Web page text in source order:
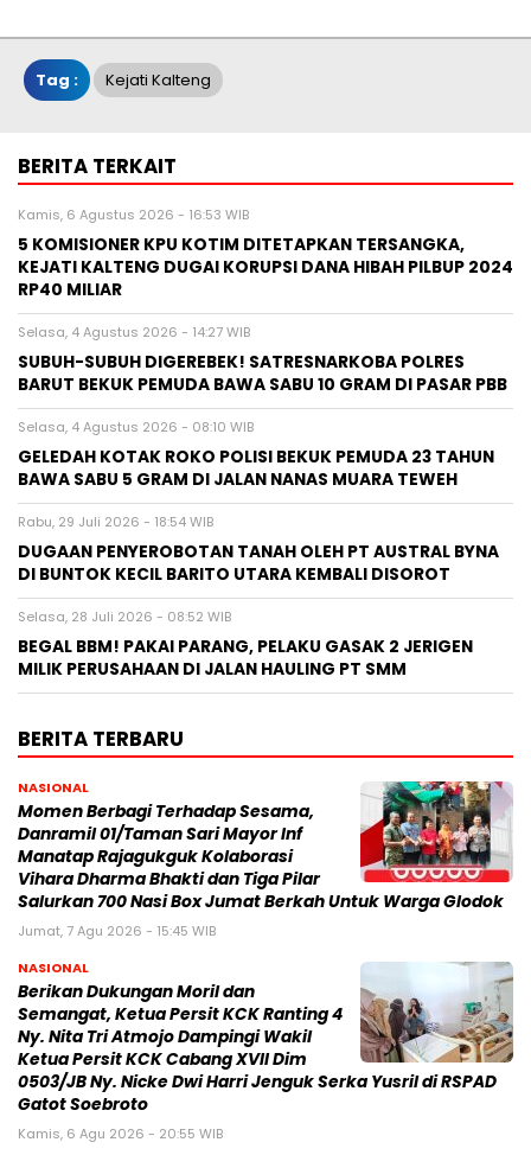
Tag : Kejati Kalteng
BERITA TERKAIT
Kamis, 6 Agustus 2026 - 16:53 WIB
5 KOMISIONER KPU KOTIM DITETAPKAN TERSANGKA,
KEJATI KALTENG DUGAI KORUPSI DANA HIBAH PILBUP 2024
RP40 MILIAR
Selasa, 4 Agustus 2026 - 14:27 WIB
SUBUH-SUBUH DIGEREBEK! SATRESNARKOBA POLRES
BARUT BEKUK PEMUDA BAWA SABU 10 GRAM DI PASAR PBB
Selasa, 4 Agustus 2026 - 08:10 WIB
GELEDAH KOTAK ROKO POLISI BEKUK PEMUDA 23 TAHUN
BAWA SABU 5 GRAM DI JALAN NANAS MUARA TEWEH
Rabu, 29 Juli 2026 - 18:54 WIB
DUGAAN PENYEROBOTAN TANAH OLEH PT AUSTRAL BYNA
DI BUNTOK KECIL BARITO UTARA KEMBALI DISOROT
Selasa, 28 Juli 2026 - 08:52 WIB
BEGAL BBM! PAKAI PARANG, PELAKU GASAK 2 JERIGEN
MILIK PERUSAHAAN DI JALAN HAULING PT SMM
BERITA TERBARU
NASIONAL
Momen Berbagi Terhadap Sesama,
Danramil 01/Taman Sari Mayor Inf
Manatap Rajagukguk Kolaborasi
Vihara Dharma Bhakti dan Tiga Pilar
Salurkan 700 Nasi Box Jumat Berkah Untuk Warga Glodok
Jumat, 7 Agu 2026 - 15:45 WIB
NASIONAL
Berikan Dukungan Moril dan
Semangat, Ketua Persit KCK Ranting 4
Ny. Nita Tri Atmojo Dampingi Wakil
Ketua Persit KCK Cabang XVII Dim
0503/JB Ny. Nicke Dwi Harri Jenguk Serka Yusril di RSPAD
Gatot Soebroto
Kamis, 6 Agu 2026 - 20:55 WIB